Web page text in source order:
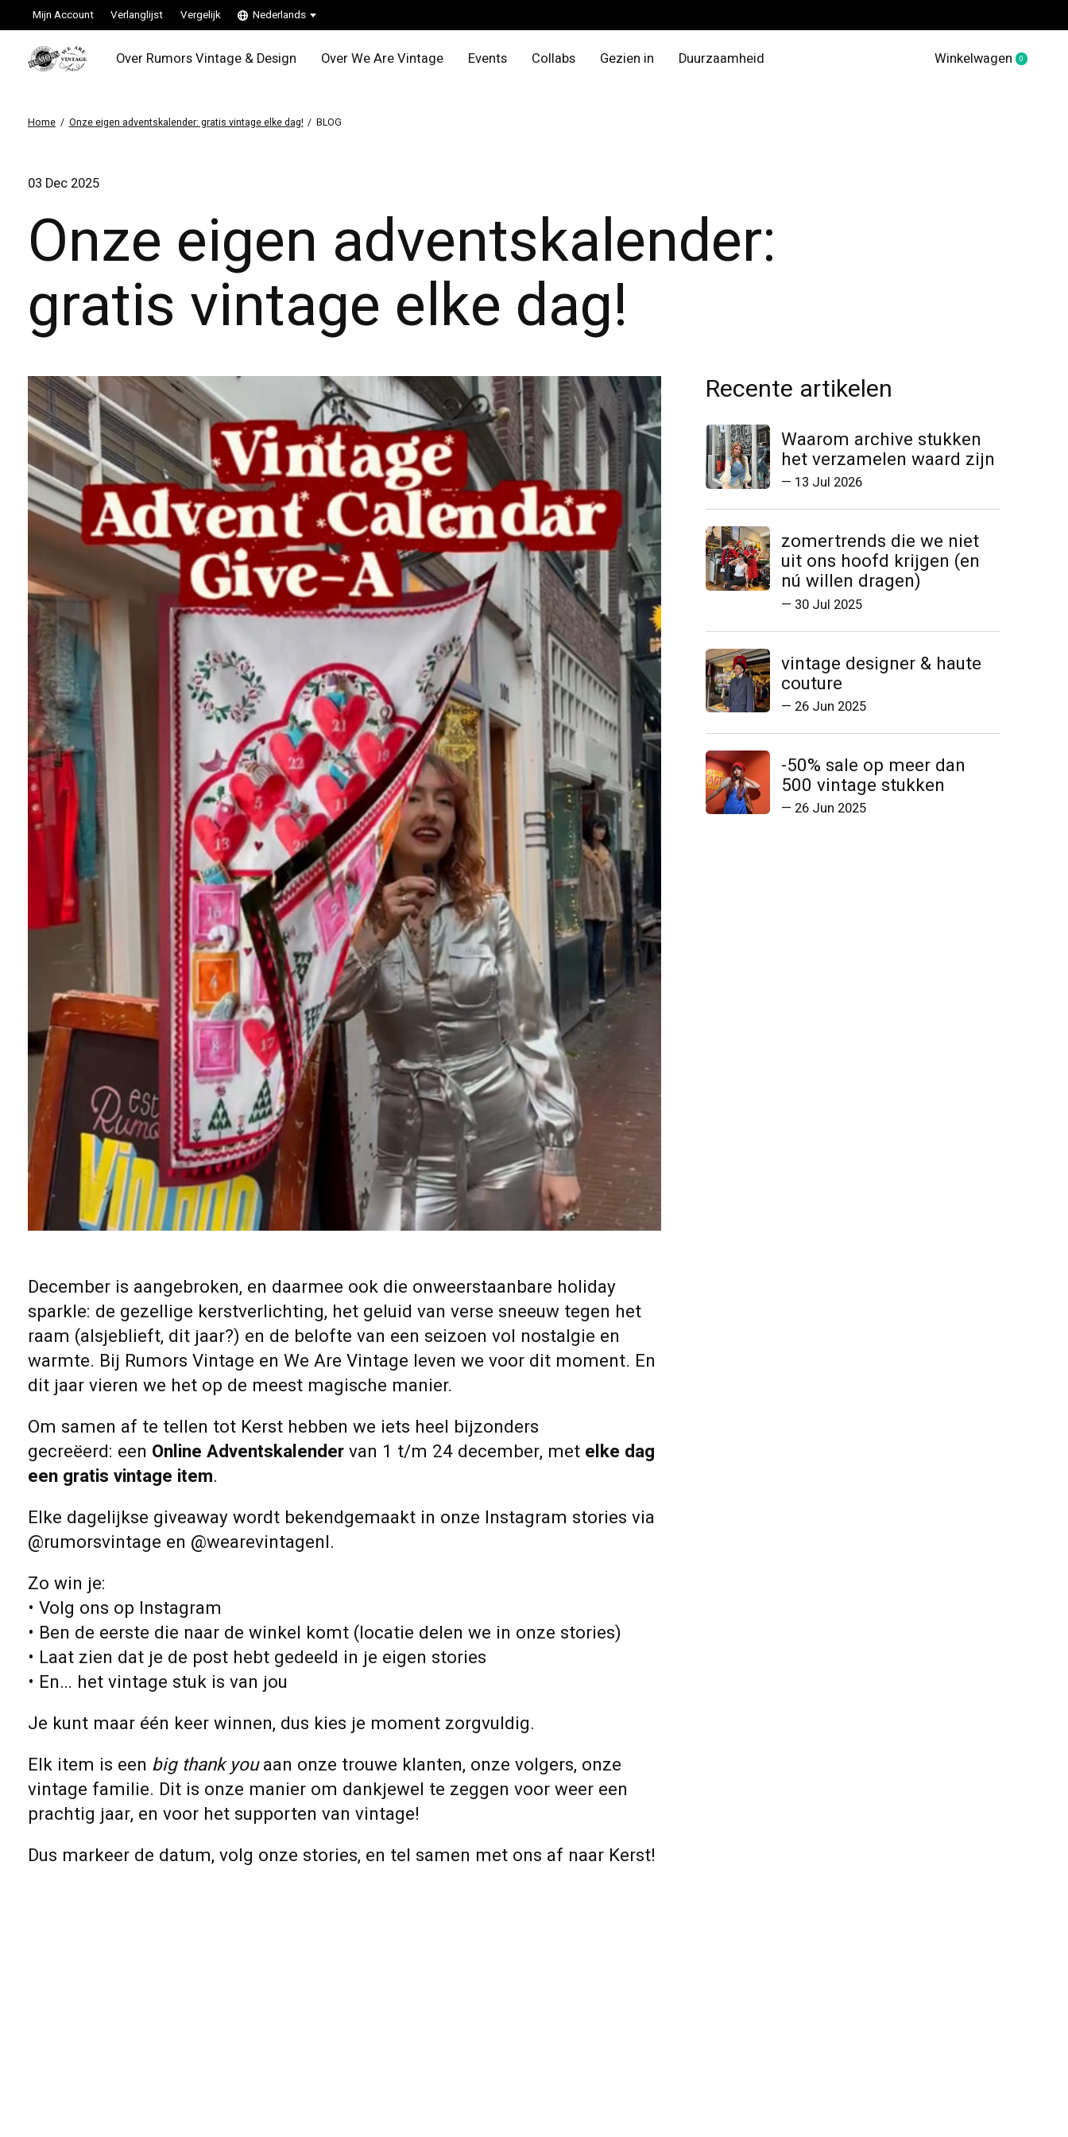
Mijn Account Verlanglijst Vergelijk Nederlands
Over Rumors Vintage & Design Over We Are Vintage Events Collabs Gezien in Duurzaamheid Winkelwagen 0items
Home / Onze eigen adventskalender: gratis vintage elke dag! / BLOG
03 Dec 2025
Onze eigen adventskalender:
gratis vintage elke dag!
December is aangebroken, en daarmee ook die onweerstaanbare holiday
sparkle: de gezellige kerstverlichting, het geluid van verse sneeuw tegen het
raam (alsjeblieft, dit jaar?) en de belofte van een seizoen vol nostalgie en
warmte. Bij Rumors Vintage en We Are Vintage leven we voor dit moment. En
dit jaar vieren we het op de meest magische manier.
Om samen af te tellen tot Kerst hebben we iets heel bijzonders
gecreëerd: een Online Adventskalendervan 1 t/m 24 december, met elke dag
een gratis vintage item.
Elke dagelijkse giveaway wordt bekendgemaakt in onze Instagram stories via
@rumorsvintage en @wearevintagenl.
Zo win je:
• Volg ons op Instagram
• Ben de eerste die naar de winkel komt (locatie delen we in onze stories)
• Laat zien dat je de post hebt gedeeld in je eigen stories
• En… het vintage stuk is van jou
Je kunt maar één keer winnen, dus kies je moment zorgvuldig.
Elk item is een big thank youaan onze trouwe klanten, onze volgers, onze
vintage familie. Dit is onze manier om dankjewel te zeggen voor weer een
prachtig jaar, en voor het supporten van vintage!
Dus markeer de datum, volg onze stories, en tel samen met ons af naar Kerst!
Recente artikelen
Waarom archive stukken
het verzamelen waard zijn
— 13 Jul 2026
zomertrends die we niet
uit ons hoofd krijgen (en
nú willen dragen)
— 30 Jul 2025
vintage designer & haute
couture
— 26 Jun 2025
-50% sale op meer dan
500 vintage stukken
— 26 Jun 2025